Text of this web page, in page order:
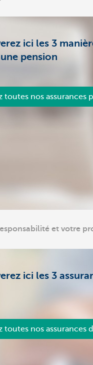
ici les 3
pension
toutes nos
et votre
ici les 3
toutes nos assurances